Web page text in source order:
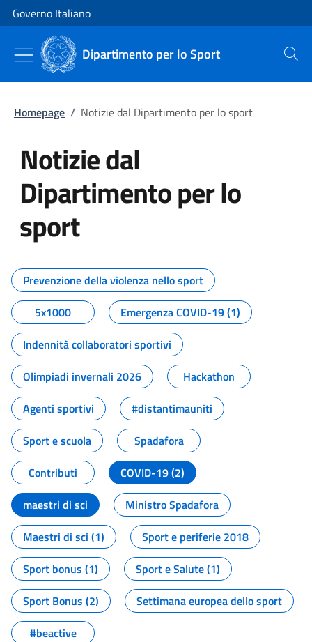
Vai al contenuto
Vai alla navigazione del sito
Governo Italiano
Dipartimento per lo Sport Cerca
Homepage / Notizie dal Dipartimento per lo sport
Notizie dal
Dipartimento per lo
sport
Tutti i contenuti della pagina
Prevenzione della violenza nello sport
5x1000
Emergenza COVID-19 (1)
Indennità collaboratori sportivi
Olimpiadi invernali 2026
Hackathon
Agenti sportivi
#distantimauniti
Sport e scuola
Spadafora
Contributi
COVID-19 (2)
maestri di sci
Ministro Spadafora
Maestri di sci (1)
Sport e periferie 2018
Sport bonus (1)
Sport e Salute (1)
Sport Bonus (2)
Settimana europea dello sport
#beactive